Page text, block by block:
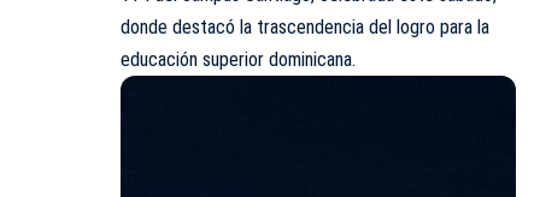
donde destacó la trascendencia del logro para la
educación superior dominicana.